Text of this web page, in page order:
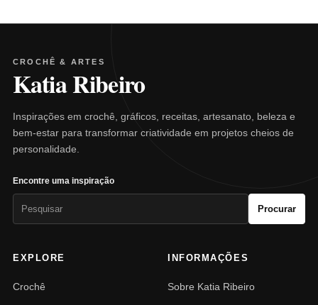
CROCHÊ & ARTES
Katia Ribeiro
Inspirações em crochê, gráficos, receitas, artesanato, beleza e
bem-estar para transformar criatividade em projetos cheios de
personalidade.
Encontre uma inspiração
Procurar
EXPLORE
Crochê
INFORMAÇÕES
Sobre Katia Ribeiro